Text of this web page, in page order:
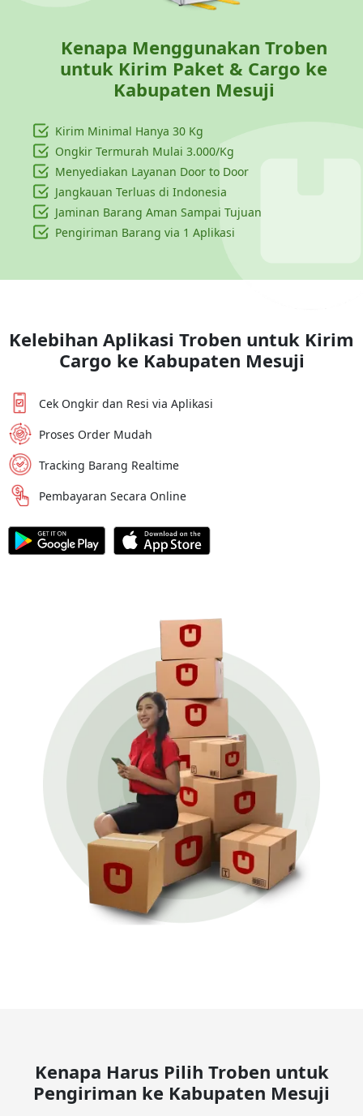
Kenapa Menggunakan Troben
untuk Kirim Paket & Cargo ke
Kabupaten Mesuji
Kirim Minimal Hanya 30 Kg
Ongkir Termurah Mulai 3.000/Kg
Menyediakan Layanan Door to Door
Jangkauan Terluas di Indonesia
Jaminan Barang Aman Sampai Tujuan
Pengiriman Barang via 1 Aplikasi
Kelebihan Aplikasi Troben untuk Kirim
Cargo ke Kabupaten Mesuji
Cek Ongkir dan Resi via Aplikasi
Proses Order Mudah
Tracking Barang Realtime
Pembayaran Secara Online
Kenapa Harus Pilih Troben untuk
Pengiriman ke Kabupaten Mesuji